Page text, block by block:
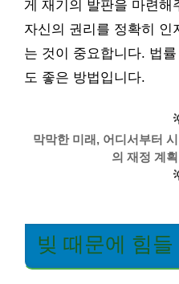
게 재기의 발판을 마련해
자신의 권리를 정확히 인
는 것이 중요합니다. 법
도 좋은 방법입니다.
막막한 미래, 어디서부터
의 재정 계
빚 때문에 힘